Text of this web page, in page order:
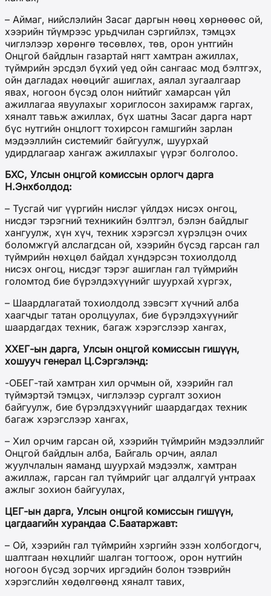
– Аймаг, нийслэлийн Засаг даргын нөөц хөрнөөөс ой,
хээрийн тйүмрээс урьдчилан сэргийлэх, тэмцэх
чиглэлээр хөрөнгө төсөвлөх, төв, орон унтгийн
Онцгой байдлын газартай нягт хамтран ажиллах,
түймрийн эрсдэл бүхий үед ойн сангаас мод бэлтгэх,
ойн дагладах нөөцийг ашиглах, аялал зугаалгаар
явах, ногоон бүсэд олон нийтийг хамарсан үйл
ажиллагаа явуулахыг хориглосон захирамж гаргах,
хяналт тавьж ажиллах, бүх шатны Засаг дарга нарт
бүс нутгийн онцлогт тохирсон гамшгийн зарлан
мэдээллийн системийг байгуулж, шуурхай
удирдлагаар хангаж ажиллахыг үүрэг болголоо.
БХС, Улсын онцгой комиссын орлогч дарга
Н.Энхболдод:
– Тусгай чиг үүргийн нислэг үйлдэх нисэх онгоц,
нисдэг тэрэгний техникийн бэлтгэл, бэлэн байдлыг
хангуулж, хүн хүч, техник хэрэгсэл хүрэлцэн очих
боломжгүй алслагдсан ой, хээрийн бүсэд гарсан гал
түймрийн нөхцөл байдал хүндэрсэн тохиолдолд
нисэх онгоц, нисдэг тэрэг ашиглан гал түймрийн
голомтод бие бүрэлдэхүүнийг шуурхай хүргэх,
– Шаардлагатай тохиолдолд зэвсэгт хүчний алба
хаагчдыг татан оролцуулах, бие бүрэлдэхүүнийг
шаардагдах техник, багаж хэрэгслээр хангах,
ХХЕГ-ын дарга, Улсын онцгой комиссын гишүүн,
хошууч генерал Ц.Сэргэлэнд:
-ОБЕГ-тай хамтран хил орчмын ой, хээрийн гал
түймэртэй тэмцэх, чиглэлээр сургалт зохион
байгуулж, бие бүрэлдэхүүнийг шаардагдах техник
багаж хэрэгслээр хангах,
– Хил орчим гарсан ой, хээрийн түймрийн мэдээллийг
Онцгой байдлын алба, Байгаль орчин, аялал
жуулчлалын яаманд шуурхай мэдээлж, хамтран
ажиллаж, гарсан гал түймрийг цаг алдалгүй унтраах
ажлыг зохион байгуулах,
ЦЕГ-ын дарга, Улсын онцгой комиссын гишүүн,
цагдаагийн хурандаа С.Баатаржавт:
– Ой, хээрийн гал түймрийн хэргийн эзэн холбогдогч,
шалтгаан нөхцлийг шалган тогтоож, орон нутгийн
ногоон бүсэд зорчих иргэдийн болон тээврийн
хэрэгслийн хөдөлгөөнд хяналт тавих,